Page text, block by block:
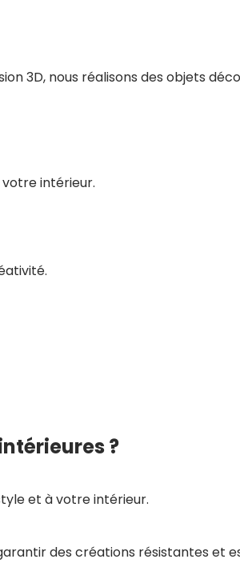
3D, nous réalisons des objets
intérieur.
?
et à votre intérieur.
des créations résistantes et